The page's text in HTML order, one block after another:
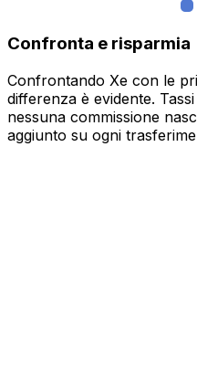
Confronta e risparmia
Confrontando Xe con le
differenza è evidente.
nessuna commissione
aggiunto su ogni